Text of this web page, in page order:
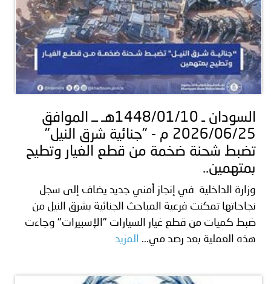
و
اجتماعات
جهود
و
إنجازات
برامج
توعوية
الخدمات
الإلكترونية
صور
وفيديو
مجلة
أصداء
الأمانة
إعلانات
من
نحن
اتصل
بنا
السودان ـ 1448/01/10هـ ــ الموافق
2026/06/25 م - "جنائية شرق النيل"
تضبط شحنة ضخمة من قطع الغيار وتطيح
بمتهمين..
وزارة الداخلية في إنجاز أمني جديد يضاف إلى سجل
نجاحاتها تمكنت فرعية المباحث الجنائية بشرق النيل من
ضبط كميات من قطع غيار السيارات "الإسبيرات" وجاءت
هذه العملية بعد رصد مي...
المزيد